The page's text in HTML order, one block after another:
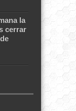
la
cerrar